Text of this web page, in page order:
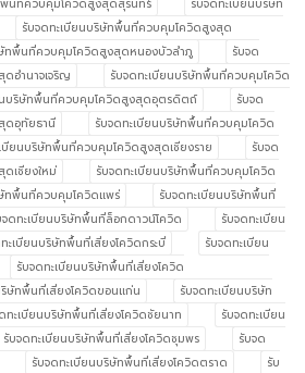
พื้นที่ควบคุมโควิดสูงสุดสุรินทร์
รับจดทะเบียนบริษัท
รับจดทะเบียนบริษัทพื้นที่ควบคุมโควิดสูงสุด
ทพื้นที่ควบคุมโควิดสูงสุดหนองบัวลำภู
รับจด
อำนาจเจริญ
รับจดทะเบียนบริษัทพื้นที่ควบคุมโควิด
นบริษัทพื้นที่ควบคุมโควิดสูงสุดอุตรดิตถ์
รับจด
ดอุทัยธานี
รับจดทะเบียนบริษัทพื้นที่ควบคุมโควิด
บียนบริษัทพื้นที่ควบคุมโควิดสูงสุดเชียงราย
รับจด
เชียงใหม่
รับจดทะเบียนบริษัทพื้นที่ควบคุมโควิด
ทพื้นที่ควบคุมโควิดแพร่
รับจดทะเบียนบริษัทพื้นที่
จดทะเบียนบริษัทพื้นที่ล็อกดาวน์โควิด
รับจดทะเบียน
ะเบียนบริษัทพื้นที่เสี่ยงโควิดกระบี่
รับจดทะเบียน
รับจดทะเบียนบริษัทพื้นที่เสี่ยงโควิด
ริษัทพื้นที่เสี่ยงโควิดขอนแก่น
รับจดทะเบียนบริษัท
ทะเบียนบริษัทพื้นที่เสี่ยงโควิดชัยนาท
รับจดทะเบียน
รับจดทะเบียนบริษัทพื้นที่เสี่ยงโควิดชุมพร
รับจด
รับจดทะเบียนบริษัทพื้นที่เสี่ยงโควิดตราด
รับ